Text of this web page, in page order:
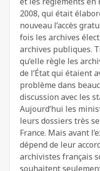
2008, qui était
nouveau l’accès
fois les archives
archives publiques.
qu’elle règle les
de l’État qui étaient
problème dans
discussion avec les
Aujourd’hui les
leurs dossiers très
France. Mais avant
dépend de leur
archivistes français
souhaitent